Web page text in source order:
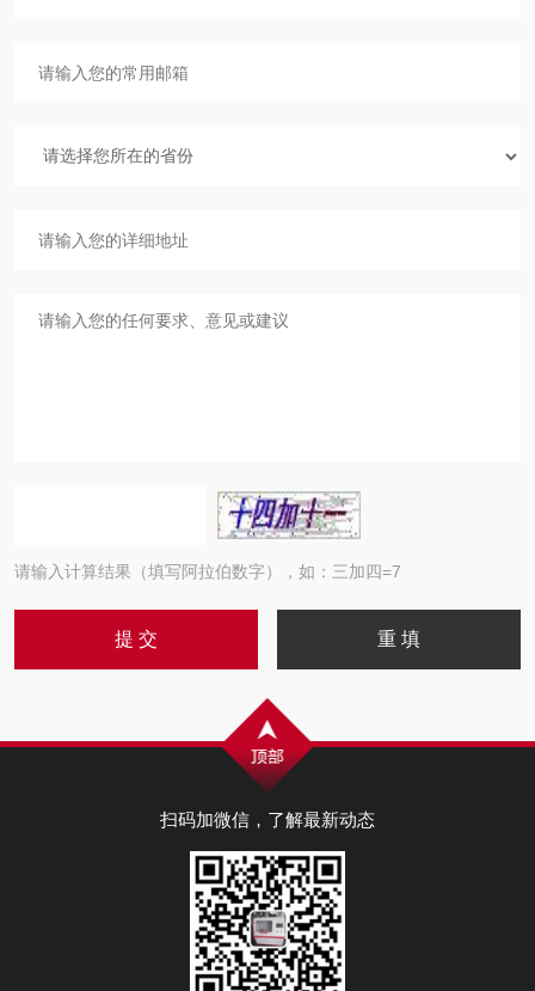
请输入计算结果（填写阿拉伯数字），如：三加四=7
扫码加微信，了解最新动态